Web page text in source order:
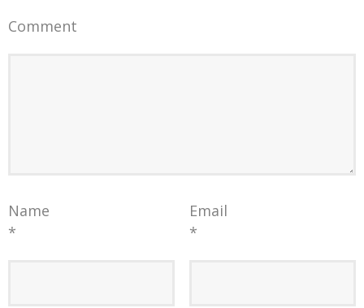
Comment
Name
*
Email
*